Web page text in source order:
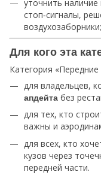
уточнить
стоп‑сигналы,
воздухозаборники;
Для кого эта
Категория
для владельцев,
апдейта без
для тех, кто
важны и
для всех, кто
кузов через
передней части.